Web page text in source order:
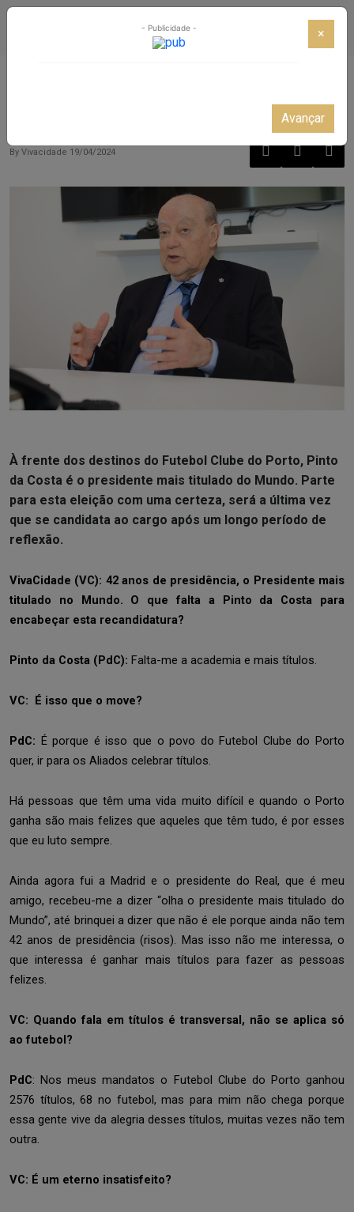
×
- Publicidade -
Avançar
By Vivacidade 19/04/2024
À frente dos destinos do Futebol Clube do Porto, Pinto
da Costa é o presidente mais titulado do Mundo. Parte
para esta eleição com uma certeza, será a última vez
que se candidata ao cargo após um longo período de
reflexão.
VivaCidade (VC): 42 anos de presidência, o Presidente mais
titulado no Mundo. O que falta a Pinto da Costa para
encabeçar esta recandidatura?
Pinto da Costa (PdC): Falta-me a academia e mais títulos.
VC: É isso que o move?
PdC: É porque é isso que o povo do Futebol Clube do Porto
quer, ir para os Aliados celebrar títulos.
Há pessoas que têm uma vida muito difícil e quando o Porto
ganha são mais felizes que aqueles que têm tudo, é por esses
que eu luto sempre.
Ainda agora fui a Madrid e o presidente do Real, que é meu
amigo, recebeu-me a dizer “olha o presidente mais titulado do
Mundo”, até brinquei a dizer que não é ele porque ainda não tem
42 anos de presidência (risos). Mas isso não me interessa, o
que interessa é ganhar mais títulos para fazer as pessoas
felizes.
VC: Quando fala em títulos é transversal, não se aplica só
ao futebol?
PdC: Nos meus mandatos o Futebol Clube do Porto ganhou
2576 títulos, 68 no futebol, mas para mim não chega porque
essa gente vive da alegria desses títulos, muitas vezes não tem
outra.
VC: É um eterno insatisfeito?